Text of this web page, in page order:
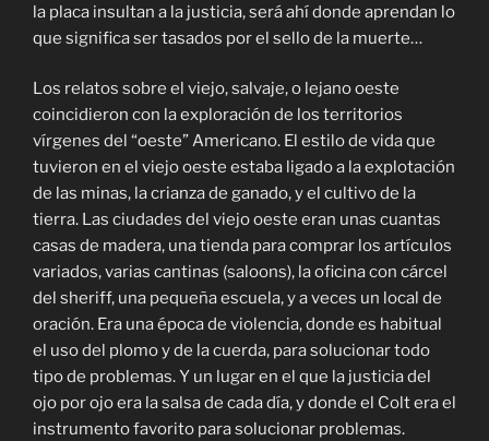
la placa insultan a la justicia, será ahí donde aprendan lo
que significa ser tasados por el sello de la muerte…
Los relatos sobre el viejo, salvaje, o lejano oeste
coincidieron con la exploración de los territorios
vírgenes del “oeste” Americano. El estilo de vida que
tuvieron en el viejo oeste estaba ligado a la explotación
de las minas, la crianza de ganado, y el cultivo de la
tierra. Las ciudades del viejo oeste eran unas cuantas
casas de madera, una tienda para comprar los artículos
variados, varias cantinas (saloons), la oficina con cárcel
del sheriff, una pequeña escuela, y a veces un local de
oración. Era una época de violencia, donde es habitual
el uso del plomo y de la cuerda, para solucionar todo
tipo de problemas. Y un lugar en el que la justicia del
ojo por ojo era la salsa de cada día, y donde el Colt era el
instrumento favorito para solucionar problemas.